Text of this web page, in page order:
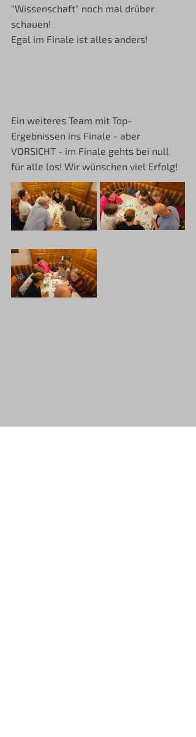
"Wissenschaft" noch mal drüber
schauen!
Egal im Finale ist alles anders!
Ein weiteres Team mit Top-
Ergebnissen ins Finale - aber
VORSICHT - im Finale gehts bei null
für alle los! Wir wünschen viel Erfolg!